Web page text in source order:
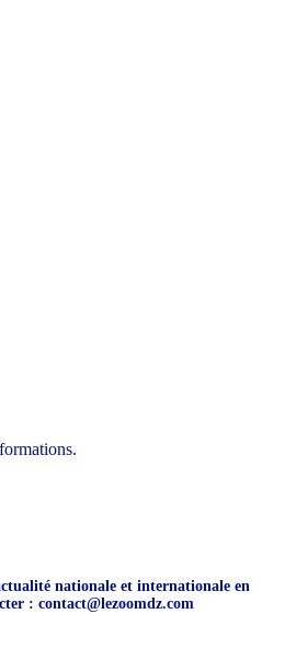
nationale et internationale en
: contact@lezoomdz.com